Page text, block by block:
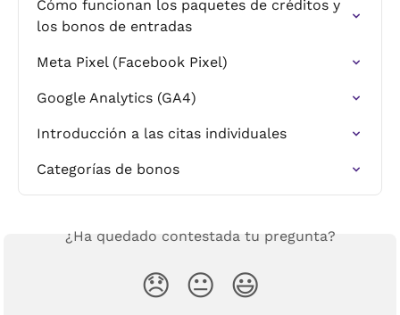
Cómo funcionan los paquetes de créditos y
los bonos de entradas
Meta Pixel (Facebook Pixel)
Google Analytics (GA4)
Introducción a las citas individuales
Categorías de bonos
¿Ha quedado contestada tu pregunta?
😞 😐 😃